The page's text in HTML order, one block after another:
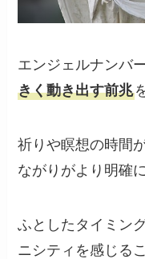
エンジェルナンバ
きく動き出す前兆
祈りや瞑想の時間
ながりがより明確
ふとしたタイミン
ニシティを感じる